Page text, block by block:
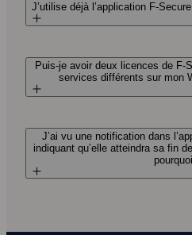
J’utilise déjà l’application
Puis-je avoir deux licences de
services différents sur mon
J’ai vu une notification dans
indiquant qu’elle atteindra sa fin